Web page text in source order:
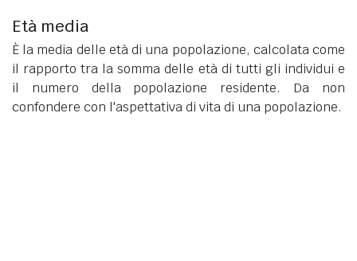
Età media
È la media delle età di una popolazione, calcolata come
il rapporto tra la somma delle età di tutti gli individui e
il numero della popolazione residente. Da non
confondere con l'aspettativa di vita di una popolazione.